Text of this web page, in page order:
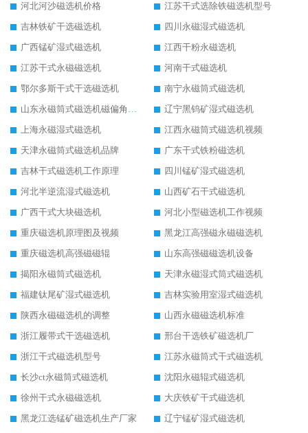
河北河沙磁选机价格
江苏干式选除铁磁选机型号
吉林铁矿干选磁选机
四川永磁湿式磁选机
广西锰矿湿式磁选机
江西干粉永磁选机
江苏干式永磁磁选机
河南干式磁选机
鄂尔多斯干式干选磁选机
南宁永磁筒式磁选机
山东永磁筒式磁选机磁偏角怎么调整
辽宁黑钨矿湿式磁选机
上海永磁湿式磁选机
江西永磁筒式磁选机视频
天津永磁筒式磁选机品牌
广东干式铁粉磁选机
吉林干式磁选机工作原理
四川锰矿湿式磁选机
河北半逆流湿式磁选机
山西矿石干式磁选机
广西干式大块磁选机
河北小型磁选机工作视频
重庆磁选机原理图及视频
黑龙江高强磁永磁磁选机
重庆磁选机高强磁磁辊
山东高强磁磁选机设备
揭阳永磁筒式磁选机
天津永磁湿式筒式磁选机
福建钛尾矿湿式磁选机
吉林实验用室湿式磁选机
陕西永磁磁选机的调整
山西永磁磁选机标准
浙江履带式干选磁选机
邢台干选铁矿磁选机厂
浙江干式磁选机型号
江苏永磁筒式干式磁选机
长沙ct永磁筒式磁选机
沈阳永磁辊式磁选机
徐州干式永磁磁选机
大庆铁矿干式磁选机
黑龙江选锰矿磁选机生产厂家
辽宁锰矿湿式磁选机